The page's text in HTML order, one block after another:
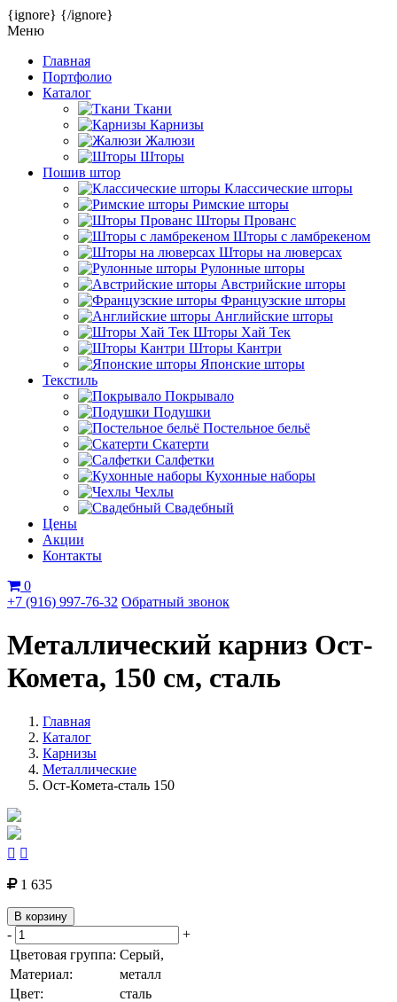
{ignore} {/ignore}
Меню
Главная
Портфолио
Каталог
Ткани
Карнизы
Жалюзи
Шторы
Пошив штор
Классические шторы
Римские шторы
Шторы Прованс
Шторы с ламбрекеном
Шторы на люверсах
Рулонные шторы
Австрийские шторы
Французские шторы
Английские шторы
Шторы Хай Тек
Шторы Кантри
Японские шторы
Текстиль
Покрывало
Подушки
Постельное бельё
Скатерти
Салфетки
Кухонные наборы
Чехлы
Свадебный
Цены
Акции
Контакты
0
+7 (916) 997-76-32 Обратный звонок
Металлический карниз Ост-
Комета, 150 см, сталь
Главная
Каталог
Карнизы
Металлические
Ост-Комета-сталь 150
 
1 635
В корзину
-
+
Цветовая группа: Серый,
Материал:
металл
Цвет:
сталь